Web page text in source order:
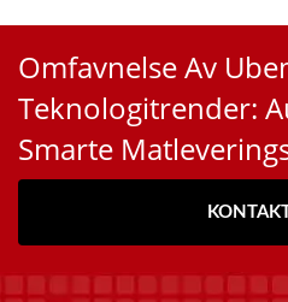
Omfavnelse Av
Teknologitrender:
Smarte